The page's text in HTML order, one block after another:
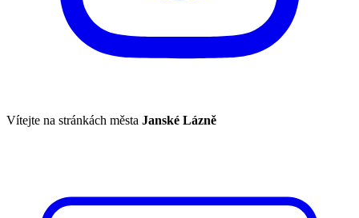
Vítejte na stránkách města Janské Lázně